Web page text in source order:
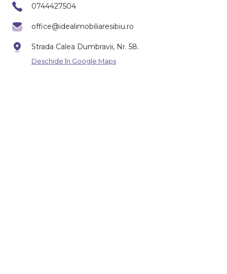
0744427504
office@idealimobiliaresibiu.ro
Strada Calea Dumbravii, Nr. 58.
Deschide în Google Maps